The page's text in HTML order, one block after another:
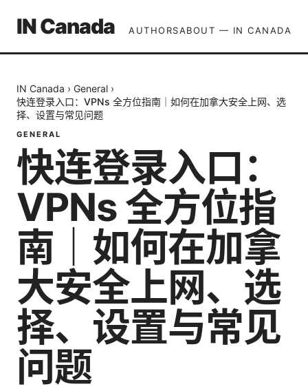
IN Canada AUTHORSABOUT — IN CANADA
IN Canada › General ›
快连登录入口：VPNs 全方位指南｜如何在加拿大安全上网、选
择、设置与常见问题
GENERAL
快连登录入口：
VPNs 全方位指
南｜如何在加拿
大安全上网、选
择、设置与常见
问题